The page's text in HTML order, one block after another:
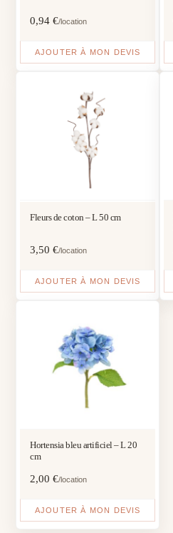
0,94€/location
AJOUTER À MON DEVIS
Fleurs de coton – L 50 cm
3,50€/location
AJOUTER À MON DEVIS
Hortensia bleu artificiel – L 20
cm
2,00€/location
AJOUTER À MON DEVIS